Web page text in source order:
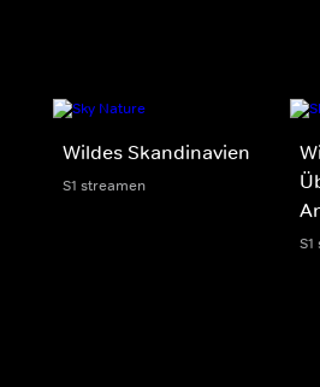
Wildes Skandinavien
S1 streamen